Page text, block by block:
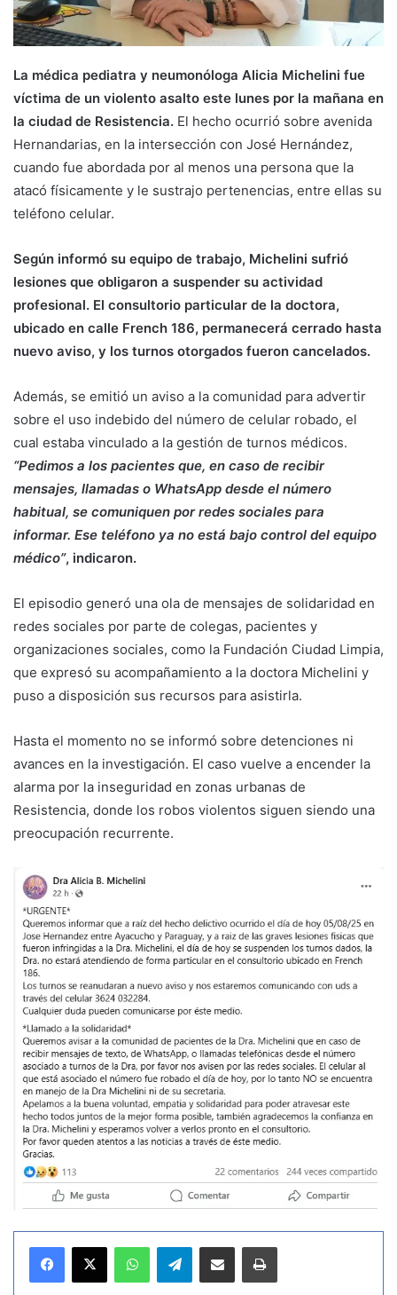
La médica pediatra y neumonóloga Alicia Michelini fue
víctima de un violento asalto este lunes por la mañana en
la ciudad de Resistencia. El hecho ocurrió sobre avenida
Hernandarias, en la intersección con José Hernández,
cuando fue abordada por al menos una persona que la
atacó físicamente y le sustrajo pertenencias, entre ellas su
teléfono celular.
Según informó su equipo de trabajo, Michelini sufrió
lesiones que obligaron a suspender su actividad
profesional. El consultorio particular de la doctora,
ubicado en calle French 186, permanecerá cerrado hasta
nuevo aviso, y los turnos otorgados fueron cancelados.
Además, se emitió un aviso a la comunidad para advertir
sobre el uso indebido del número de celular robado, el
cual estaba vinculado a la gestión de turnos médicos.
“Pedimos a los pacientes que, en caso de recibir
mensajes, llamadas o WhatsApp desde el número
habitual, se comuniquen por redes sociales para
informar. Ese teléfono ya no está bajo control del equipo
médico”, indicaron.
El episodio generó una ola de mensajes de solidaridad en
redes sociales por parte de colegas, pacientes y
organizaciones sociales, como la Fundación Ciudad Limpia,
que expresó su acompañamiento a la doctora Michelini y
puso a disposición sus recursos para asistirla.
Hasta el momento no se informó sobre detenciones ni
avances en la investigación. El caso vuelve a encender la
alarma por la inseguridad en zonas urbanas de
Resistencia, donde los robos violentos siguen siendo una
preocupación recurrente.
Telegram